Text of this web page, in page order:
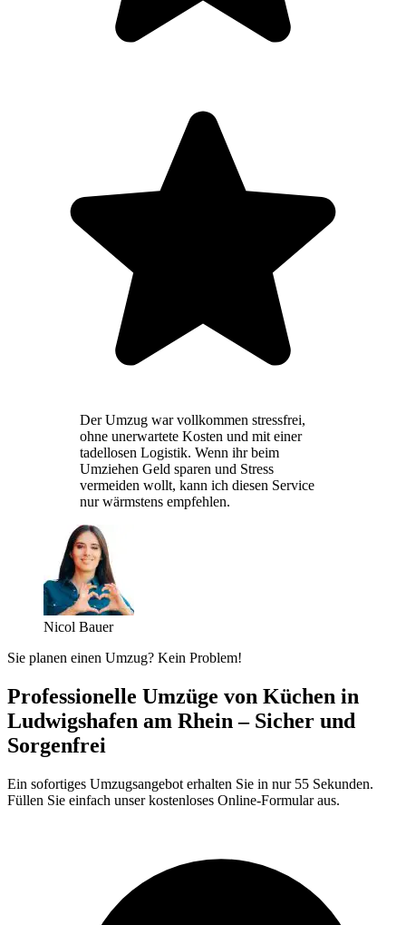
Der Umzug war vollkommen stressfrei,
ohne unerwartete Kosten und mit einer
tadellosen Logistik. Wenn ihr beim
Umziehen Geld sparen und Stress
vermeiden wollt, kann ich diesen Service
nur wärmstens empfehlen.
Nicol Bauer
Sie planen einen Umzug? Kein Problem!
Professionelle Umzüge von Küchen in
Ludwigshafen am Rhein – Sicher und
Sorgenfrei
Ein sofortiges Umzugsangebot erhalten Sie in nur 55 Sekunden.
Füllen Sie einfach unser kostenloses Online-Formular aus.